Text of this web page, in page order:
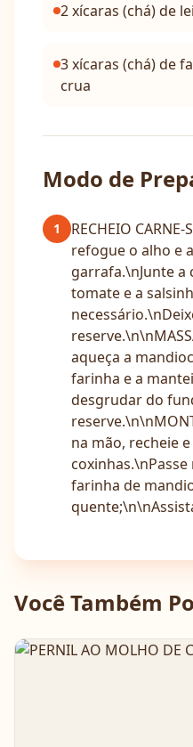
2 xícaras (chá) de
3 xícaras (chá) de
crua
Modo de
1
RECHEIO
refogue o alho e
garrafa.\nJunte a
tomate e a
aqueça a
farinha e a
desgrudar do
na mão, recheie
farinha de
Você Também